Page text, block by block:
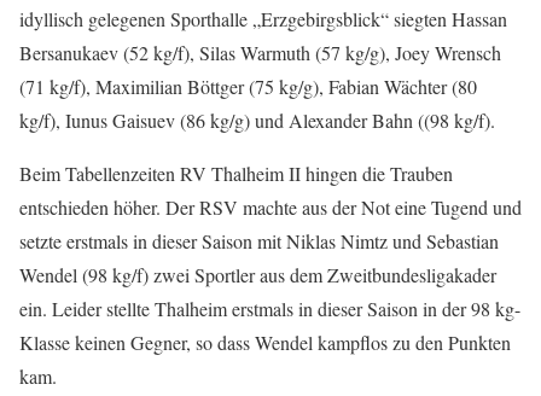
idyllisch gelegenen Sporthalle „Erzgebirgsblick“ siegten Hassan
Bersanukaev (52 kg/f), Silas Warmuth (57 kg/g), Joey Wrensch
(71 kg/f), Maximilian Böttger (75 kg/g), Fabian Wächter (80
kg/f), Iunus Gaisuev (86 kg/g) und Alexander Bahn ((98 kg/f).
Beim Tabellenzeiten RV Thalheim II hingen die Trauben
entschieden höher. Der RSV machte aus der Not eine Tugend und
setzte erstmals in dieser Saison mit Niklas Nimtz und Sebastian
Wendel (98 kg/f) zwei Sportler aus dem Zweitbundesligakader
ein. Leider stellte Thalheim erstmals in dieser Saison in der 98 kg-
Klasse keinen Gegner, so dass Wendel kampflos zu den Punkten
kam.